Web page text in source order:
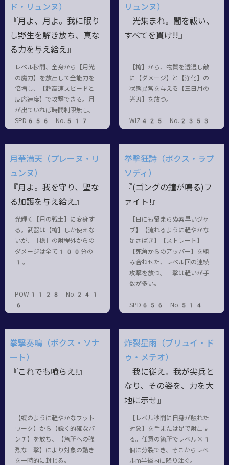
ド・リュンヌ）
『月よ、月よ。我に眠り
し野生を解き放ち、真な
る力を与え給え』
レベル秒間、全身から【月光
の魔力】を放出して全能力を
倍増し、【超高速スピードと
反応速度】で攻撃できる。月
が出ていれば時間制限無し。
SPD656 No.517
リュンヌ）
『光集まれ。闇を祓い、
すべてを貫け!!』
【槍】から、物質を透過し敵
に【ダメージ】と【浄化】の
状態異常を与える【三日月の
光刃】を放つ。
WIZ425 No.2353
月華満天（プレーヌ・リ
ュンヌ）
『月よ。我を守り、聖な
る加護を与え給え』
光輝く【月の戦士】に変身す
る。武器は【槍】しか使えな
いが、［槍］の射程外からの
ダメージは全て100分の
1。
POW1128 No.241
6
拳撃狂詩（ボクス・ラプ
ソディ）
『(ゴングの鐘が鳴る)フ
ァイト!』
【目にも留まらぬ素早いジャ
ブ】【流れるように軽やかな
足さばき】【ストレート】
【死角からのアッパー】を組
み合わせた、レベル回の連続
攻撃を放つ。一撃は軽いが手
数が多い。
SPD656 No.514
拳撃奏鳴（ボクス・ソナ
ート）
『これでも喰らえ!』
【蝶のように軽やかなフット
ワーク】から【鋭く的確なパ
ンチ】を放ち、【急所への強
烈な一撃】により対象の動き
を一時的に封じる。
炸裂星雨（ブリュイ・ド
ゥ・メテオ）
『我に従え。我が尖兵と
なり、その姿を、力を大
地に示せ』
【レベル秒間に自身が触れた
対象】を手または足で射出す
る。任意の箇所でレベル×1
個に分裂でき、そこからレベ
ルm半径内に降り注ぐ。